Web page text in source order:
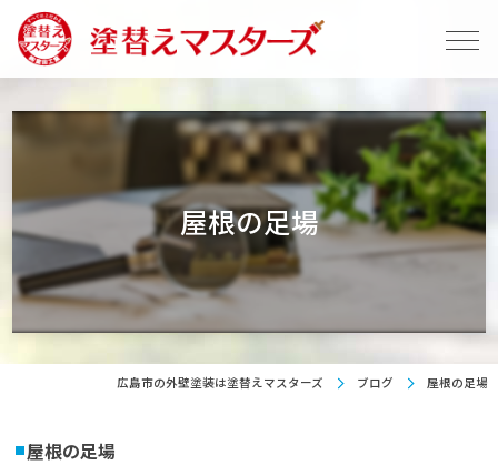
屋根の足場
広島市の外壁塗装は塗替えマスターズ ブログ 屋根の足場
屋根の足場